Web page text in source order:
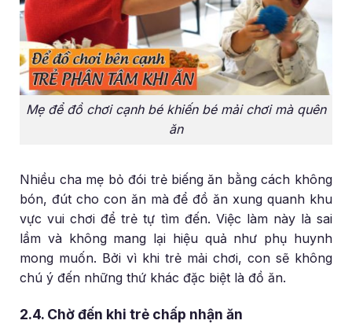
Mẹ để đồ chơi cạnh bé khiến bé mải chơi mà quên
ăn
Nhiều cha mẹ bỏ đói trẻ biếng ăn bằng cách không
bón, đút cho con ăn mà để đồ ăn xung quanh khu
vực vui chơi để trẻ tự tìm đến. Việc làm này là sai
lầm và không mang lại hiệu quả như phụ huynh
mong muốn. Bởi vì khi trẻ mải chơi, con sẽ không
chú ý đến những thứ khác đặc biệt là đồ ăn.
2.4. Chờ đến khi trẻ chấp nhận ăn